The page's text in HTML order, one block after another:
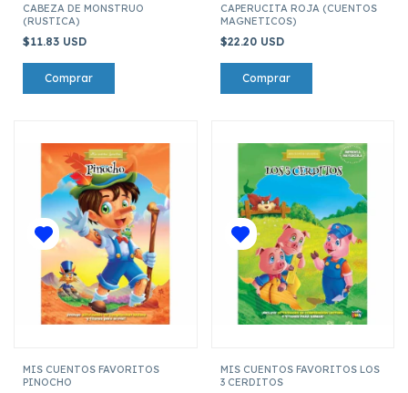
CABEZA DE MONSTRUO
(RUSTICA)
$11.83 USD
CAPERUCITA ROJA (CUENTOS
MAGNETICOS)
$22.20 USD
MIS CUENTOS FAVORITOS
PINOCHO
MIS CUENTOS FAVORITOS LOS
3 CERDITOS